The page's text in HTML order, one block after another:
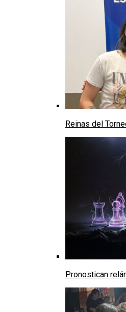
Reinas del
Pronostican